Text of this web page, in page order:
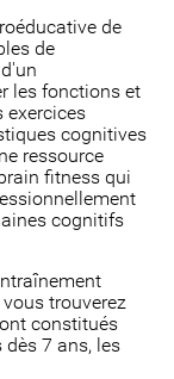
de
de
les fonctions et
exercices
cognitives
ressource
fitness qui
cognitifs
trouverez
constitués
7 ans, les